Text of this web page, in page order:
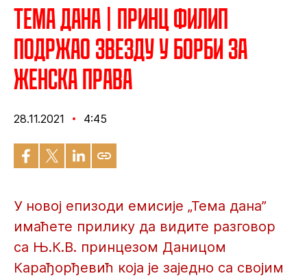
Тема дана | Принц Филип
подржао Звезду у борби за
женска права
28.11.2021 4:45
У новој епизоди емисије „Тема дана”
имаћете прилику да видите разговор
са Њ.К.В. принцезом Даницом
Карађорђевић која је заједно са својим